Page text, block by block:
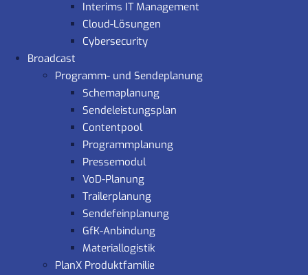
Interims IT Management
Cloud-Lösungen
Cybersecurity
Broadcast
Programm- und Sendeplanung
Schemaplanung
Sendeleistungsplan
Contentpool
Programmplanung
Pressemodul
VoD-Planung
Trailerplanung
Sendefeinplanung
GfK-Anbindung
Materiallogistik
PlanX Produktfamilie